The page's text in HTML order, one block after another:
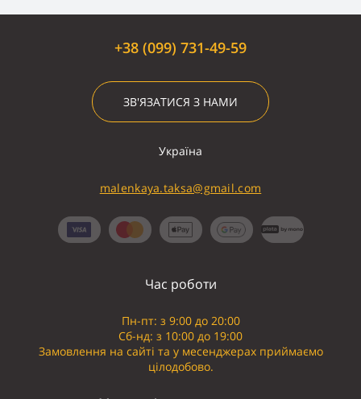
+38 (099) 731-49-59
ЗВ'ЯЗАТИСЯ З НАМИ
Україна
malenkaya.taksa@gmail.com
Час роботи
Пн-пт: з 9:00 до 20:00
Сб-нд: з 10:00 до 19:00
Замовлення на сайті та у месенджерах приймаємо
цілодобово.